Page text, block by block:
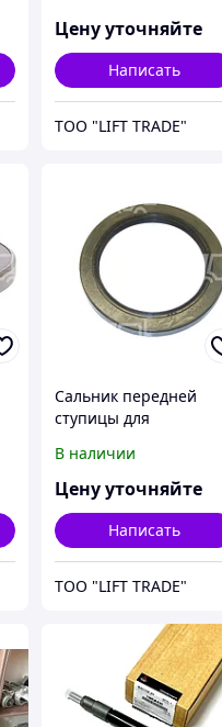
электро (2-8 серия) 1,0-
Цену уточняйте
Написать
ТОО "LIFT TRADE"
Сальник передней
ступицы для
дизель - бензин (7-8
серия) 2,0-3,5т
В наличии
Цену уточняйте
Написать
ТОО "LIFT TRADE"